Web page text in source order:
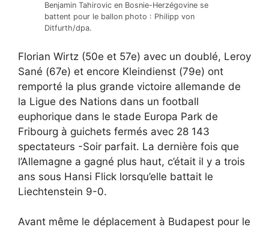
Benjamin Tahirovic en Bosnie-Herzégovine se
battent pour le ballon photo : Philipp von
Ditfurth/dpa.
Florian Wirtz (50e et 57e) avec un doublé, Leroy
Sané (67e) et encore Kleindienst (79e) ont
remporté la plus grande victoire allemande de
la Ligue des Nations dans un football
euphorique dans le stade Europa Park de
Fribourg à guichets fermés avec 28 143
spectateurs -Soir parfait. La dernière fois que
l’Allemagne a gagné plus haut, c’était il y a trois
ans sous Hansi Flick lorsqu’elle battait le
Liechtenstein 9-0.
Avant même le déplacement à Budapest pour le